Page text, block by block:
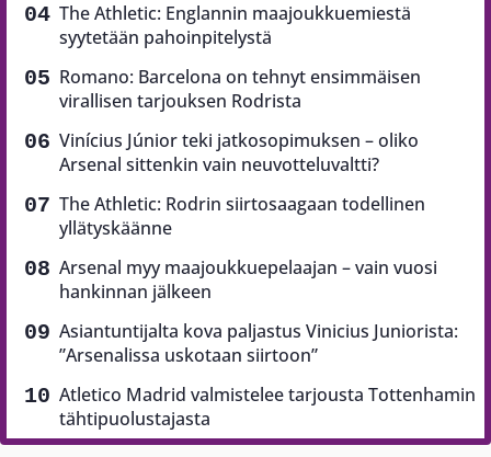
The Athletic: Englannin maajoukkuemiestä
syytetään pahoinpitelystä
Romano: Barcelona on tehnyt ensimmäisen
virallisen tarjouksen Rodrista
Vinícius Júnior teki jatkosopimuksen – oliko
Arsenal sittenkin vain neuvotteluvaltti?
The Athletic: Rodrin siirtosaagaan todellinen
yllätyskäänne
Arsenal myy maajoukkuepelaajan – vain vuosi
hankinnan jälkeen
Asiantuntijalta kova paljastus Vinicius Juniorista:
”Arsenalissa uskotaan siirtoon”
Atletico Madrid valmistelee tarjousta Tottenhamin
tähtipuolustajasta